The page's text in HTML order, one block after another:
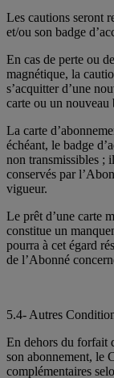
Les cautions seront
et/ou son badge
En cas de perte ou
magnétique, la
s’acquitter d’une
carte ou un nouveau
La carte
échéant, le badge
non transmissibles ;
conservés par
vigueur.
Le prêt d’une carte
constitue un
pourra à cet égard
de l’Abonné
5.4- Autres
En dehors du forfait
son abonnement, le
complémentaires